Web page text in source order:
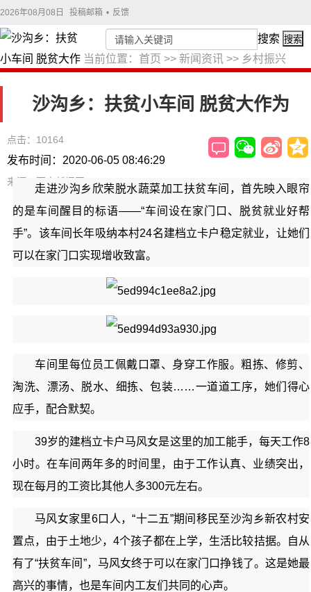
2026年08月08日 投稿邮箱 • 反馈
当前位置： 首页 >> 新闻资讯 >> 乡村振兴
搜索 搜索
沙沟乡：扶贫小车间 脱贫大作为
点击：10164
发布时间：2020-06-05 08:46:29
来源：西吉新闻网
走进沙沟乡欣荣脱水蔬菜加工扶贫车间，首先映入眼帘
的是车间醒目的标语——“车间设在家门口、脱贫就业好帮
手”。该车间长年吸纳本村24名建档立卡户稳定就业，让她们
可以在家门口实现增收致富。
车间里每位员工佩戴口罩、身穿工作服。粗拣、修剪、
淘洗、漂汤、脱水、细拣、包装……一道道工序，她们得心
应手，配合默契。
39岁的建档立卡户马风女是这里的加工能手，每天工作8
小时。在车间两年多的时间里，由于工作认真、业绩突出，
现在每月的工资比其他人多300元左右。
马风女家里6口人，“十二五”期间移民至沙沟乡新农村安
置点，由于土地少，4个孩子都在上学，生活比较拮据。自从
有了“扶贫车间”，马风女终于可以在家门口挣钱了。这是她最
高兴的事情，也是车间内工友们共同的心声。